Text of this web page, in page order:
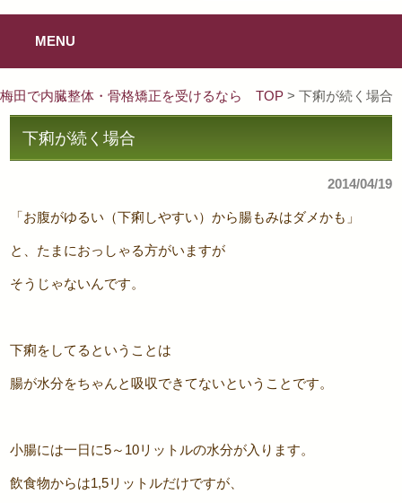
MENU
梅田で内臓整体・骨格矯正を受けるなら TOP > 下痢が続く場合
下痢が続く場合
2014/04/19
「お腹がゆるい（下痢しやすい）から腸もみはダメかも」
と、たまにおっしゃる方がいますが
そうじゃないんです。
下痢をしてるということは
腸が水分をちゃんと吸収できてないということです。
小腸には一日に5～10リットルの水分が入ります。
飲食物からは1,5リットルだけですが、